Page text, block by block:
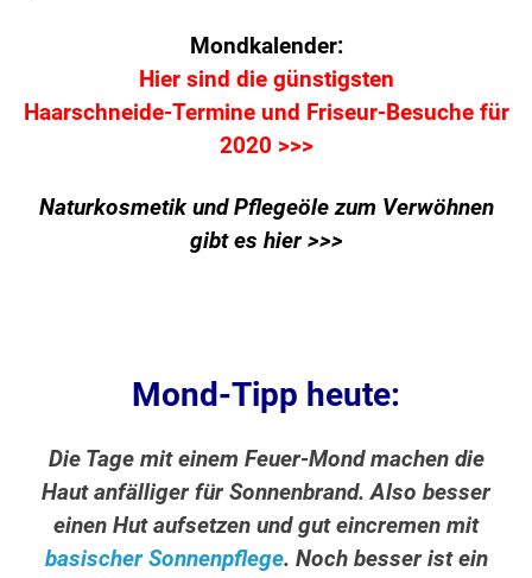
Mondkalender:
Hier sind die günstigsten
Haarschneide-Termine und Friseur-Besuche für
2020 >>>
Naturkosmetik und Pflegeöle zum Verwöhnen
gibt es hier >>>
Mond-Tipp heute:
Die Tage mit einem Feuer-Mond machen die
Haut anfälliger für Sonnenbrand. Also besser
einen Hut aufsetzen und gut eincremen mit
basischer Sonnenpflege. Noch besser ist ein